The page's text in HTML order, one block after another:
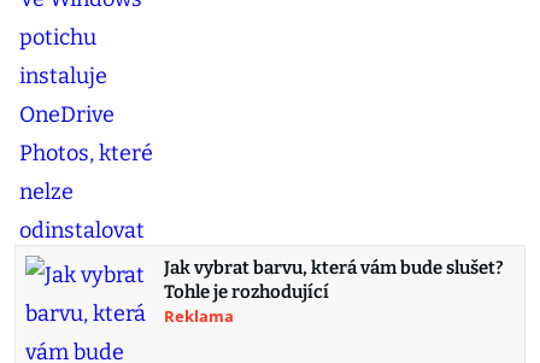
Jak vybrat barvu, která vám bude slušet?
Tohle je rozhodující
Reklama